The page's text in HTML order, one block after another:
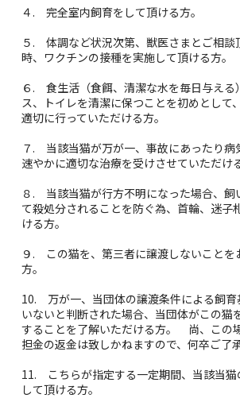
４. 完全室内飼育をして頂ける方。
５. 体調など状況次第、獣医さまとご相談
時、ワクチンの接種を実施して頂ける方。
６. 食生活（食餌、清潔な水を毎日与える
ス、トイレを清潔に保つことを初めとして
適切に行っていただける方。
７. 当該当猫が万が一、事故にあったり病
速やかに適切な治療を受けさせていただけ
８. 当該当猫が行方不明になった場合、飼
て殺処分されることを防ぐ為、首輪、迷子
ける方。
９. この猫を、第三者に譲渡しないことを
方。
10. 万が一、当団体の譲渡条件による飼育
いないと判断された場合、当団体がこの猫
することを了解いただける方。 尚、この
担金の返金は致しかねますので、何卒ご了
11. こちらが指定する一定期間、当該当猫
して頂ける方。